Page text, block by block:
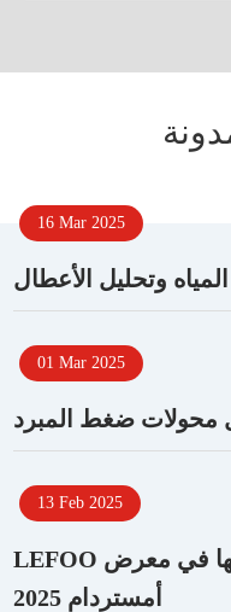
16 Mar 2025
وتحليل الأعطال
01 Mar 2025
محولات ضغط المبرد
13 Feb 2025
LEFOO تستعرض ابتكاراتها في معرض Aquatech
أمستردام 2025